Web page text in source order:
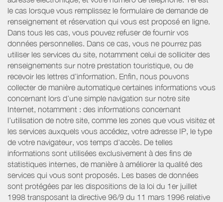
le cas lorsque vous remplissez le formulaire de demande de
renseignement et réservation qui vous est proposé en ligne.
Dans tous les cas, vous pouvez refuser de fournir vos
données personnelles. Dans ce cas, vous ne pourrez pas
utiliser les services du site, notamment celui de solliciter des
renseignements sur notre prestation touristique, ou de
recevoir les lettres d’information. Enfin, nous pouvons
collecter de manière automatique certaines informations vous
concernant lors d’une simple navigation sur notre site
Internet, notamment : des informations concernant
l’utilisation de notre site, comme les zones que vous visitez et
les services auxquels vous accédez, votre adresse IP, le type
de votre navigateur, vos temps d'accès. De telles
informations sont utilisées exclusivement à des fins de
statistiques internes, de manière à améliorer la qualité des
services qui vous sont proposés. Les bases de données
sont protégées par les dispositions de la loi du 1er juillet
1998 transposant la directive 96/9 du 11 mars 1996 relative